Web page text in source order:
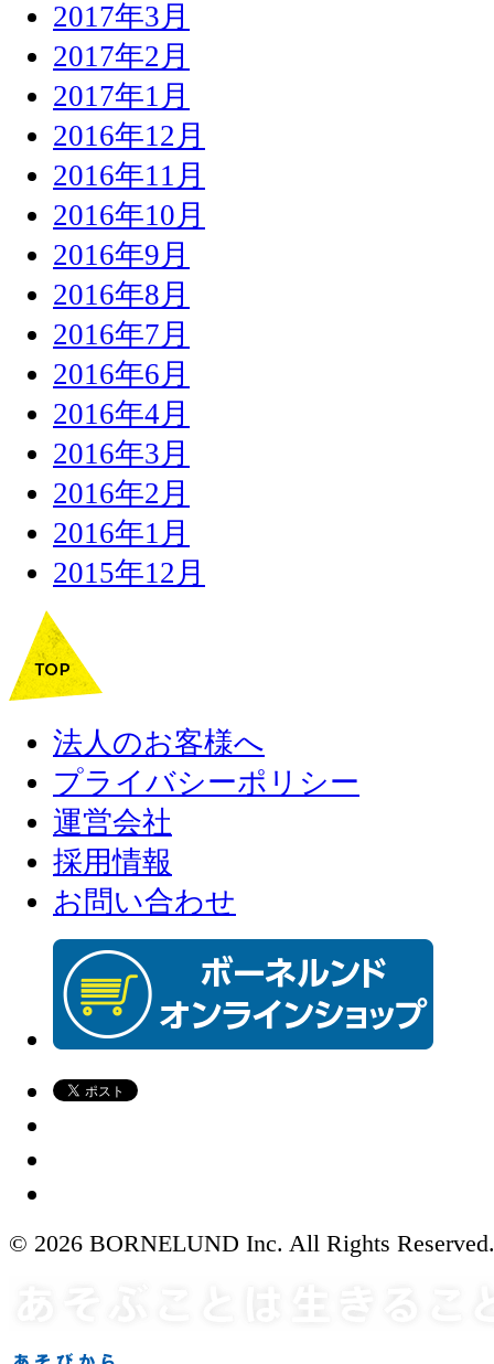
2017年3月
2017年2月
2017年1月
2016年12月
2016年11月
2016年10月
2016年9月
2016年8月
2016年7月
2016年6月
2016年4月
2016年3月
2016年2月
2016年1月
2015年12月
法人のお客様へ
プライバシーポリシー
運営会社
採用情報
お問い合わせ
© 2026 BORNELUND Inc. All Rights Reserved.